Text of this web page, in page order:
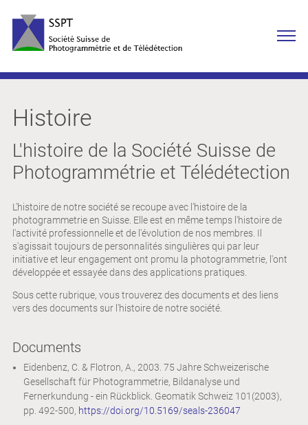
Histoire
L'histoire de la Société Suisse de
Photogrammétrie et Télédétection
L'histoire de notre société se recoupe avec l'histoire de la
photogrammetrie en Suisse. Elle est en même temps l'histoire de
l'activité professionnelle et de l'évolution de nos membres. Il
s'agissait toujours de personnalités singulières qui par leur
initiative et leur engagement ont promu la photogrammetrie, l'ont
développée et essayée dans des applications pratiques.
Sous cette rubrique, vous trouverez des documents et des liens
vers des documents sur l'histoire de notre société.
Documents
Eidenbenz, C. & Flotron, A., 2003. 75 Jahre Schweizerische
Gesellschaft für Photogrammetrie, Bildanalyse und
Fernerkundung - ein Rückblick. Geomatik Schweiz 101(2003),
pp. 492-500, https://doi.org/10.5169/seals-236047